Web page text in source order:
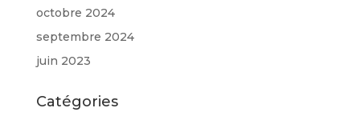
octobre 2024
septembre 2024
juin 2023
Catégories